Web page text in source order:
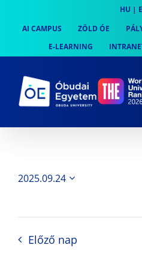
content
HU |
AI CAMPUS
ZÖLD ÓE
E-LEARNING
2025.09.24
Előző nap